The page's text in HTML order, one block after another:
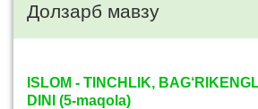
Долзарб мавзу
ISLOM - TINCHLIK,
DINI (5-maqola)